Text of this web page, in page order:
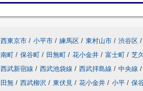
西東京市 / 小平市 / 練馬区 / 東村山市 / 渋谷区 /
南町 / 保谷町 / 田無町 / 花小金井 / 富士町 / 芝
西武新宿線 / 西武池袋線 / 西武拝島線 / 中央線 /
田無 / 西武柳沢 / 東伏見 / 花小金井 / 小平 / 保